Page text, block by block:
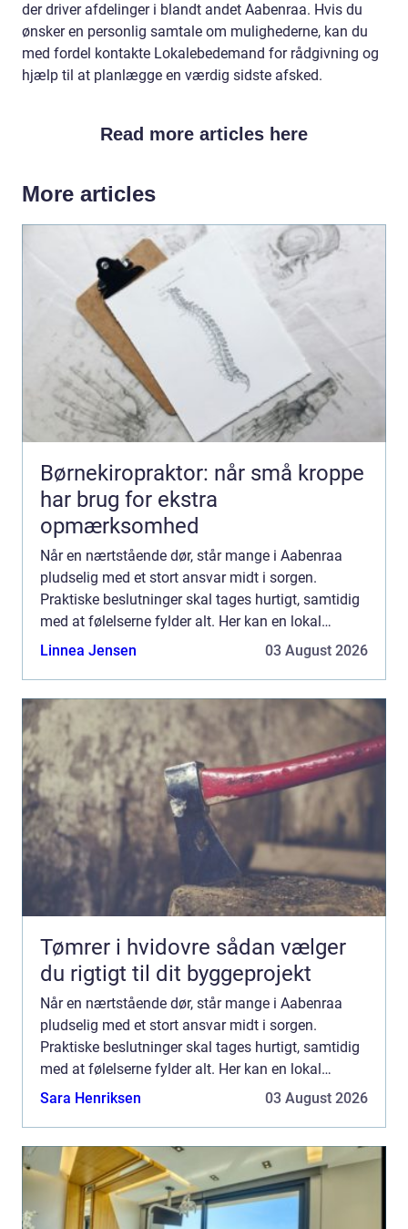
der driver afdelinger i blandt andet Aabenraa. Hvis du
ønsker en personlig samtale om mulighederne, kan du
med fordel kontakte Lokalebedemand for rådgivning og
hjælp til at planlægge en værdig sidste afsked.
Read more articles here
More articles
Børnekiropraktor: når små kroppe
har brug for ekstra
opmærksomhed
Når en nærtstående dør, står mange i Aabenraa
pludselig med et stort ansvar midt i sorgen.
Praktiske beslutninger skal tages hurtigt, samtidig
med at følelserne fylder alt. Her kan en lokal
bedemand aabenraa blive en vigtig støtte. En
Linnea Jensen 03 August 2026
Tømrer i hvidovre sådan vælger
du rigtigt til dit byggeprojekt
Når en nærtstående dør, står mange i Aabenraa
pludselig med et stort ansvar midt i sorgen.
Praktiske beslutninger skal tages hurtigt, samtidig
med at følelserne fylder alt. Her kan en lokal
bedemand aabenraa blive en vigtig støtte. En
Sara Henriksen 03 August 2026